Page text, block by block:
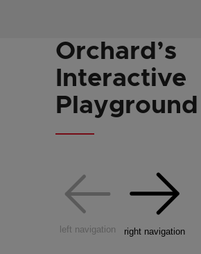
Orchard’s
Interactive
Playground
left navigation right navigation